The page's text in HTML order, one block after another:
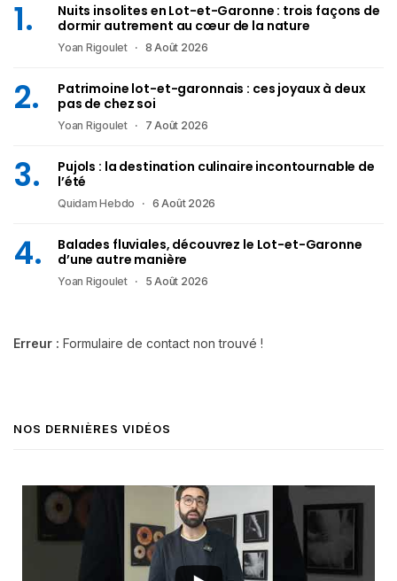
Nuits insolites en Lot-et-Garonne : trois façons de
dormir autrement au cœur de la nature
Yoan Rigoulet 8 Août 2026
Patrimoine lot-et-garonnais : ces joyaux à deux
pas de chez soi
Yoan Rigoulet 7 Août 2026
Pujols : la destination culinaire incontournable de
l’été
Quidam Hebdo 6 Août 2026
Balades fluviales, découvrez le Lot-et-Garonne
d’une autre manière
Yoan Rigoulet 5 Août 2026
Erreur : Formulaire de contact non trouvé !
NOS DERNIÈRES VIDÉOS